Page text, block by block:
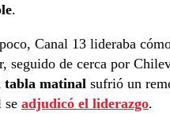
.
Canal 13 lideraba
seguido de cerca por
tabla matinal sufrió un
se adjudicó el liderazgo.